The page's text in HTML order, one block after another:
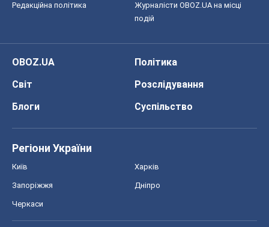
Редакційна політика
Журналісти OBOZ.UA на місці
подій
OBOZ.UA
Політика
Світ
Розслідування
Блоги
Суспільство
Регіони України
Київ Харків
Запоріжжя Дніпро
Черкаси